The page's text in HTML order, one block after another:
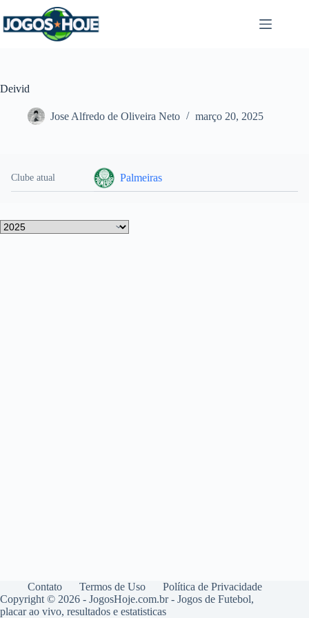
para
o
Deivid
Jose Alfredo de Oliveira Neto março 20, 2025
Clube atual Palmeiras
Contato Termos de Uso
Política de Privacidade
Copyright © 2026 - JogosHoje.com.br - Jogos de Futebol,
placar ao vivo, resultados e estatisticas